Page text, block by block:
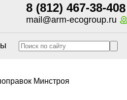
8 (812) 467-38-40
mail@arm-ecogroup.ru
Минстроя